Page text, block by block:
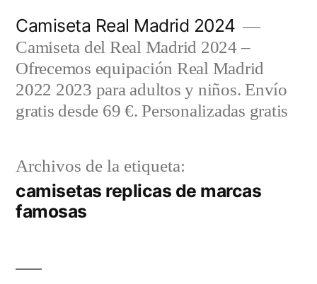
contenido
Camiseta Real Madrid 2024
Camiseta del Real Madrid 2024 –
Ofrecemos equipación Real Madrid
2022 2023 para adultos y niños. Envío
gratis desde 69 €. Personalizadas gratis
Archivos de la etiqueta:
camisetas replicas de marcas
famosas